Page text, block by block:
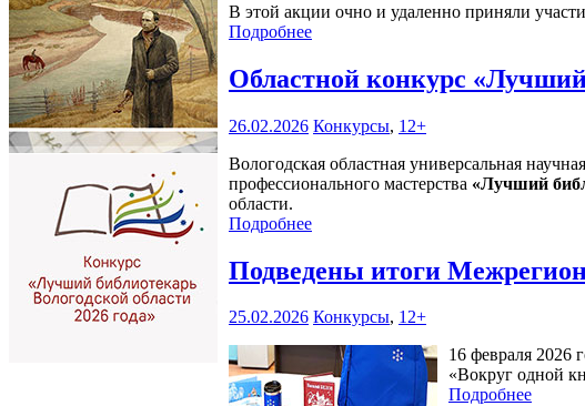
В этой акции очно и удаленно приняли
Подробнее
Областной конкурс «Лучший
26.02.2026 Конкурсы, 12+
Вологодская областная универсальная
профессионального мастерства «Лучший
области.
Подробнее
Подведены итоги
25.02.2026 Конкурсы, 12+
16 февраля 2026
«Вокруг одной
Подробнее